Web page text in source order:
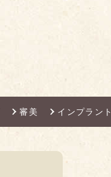
審美 インプラント